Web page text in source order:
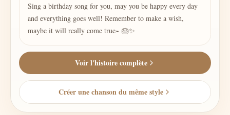
Sing a birthday song for you, may you be happy every day
and everything goes well! Remember to make a wish,
maybe it will really come true~ 🎂✨
Voir l'histoire complète
Créer une chanson du même style